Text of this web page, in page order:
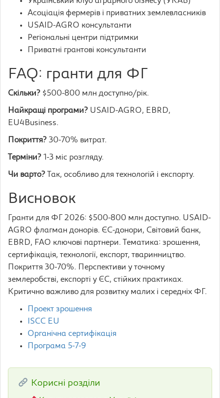
Асоціація фермерів і приватних землевласників
USAID-AGRO консультанти
Регіональні центри підтримки
Приватні грантові консультанти
FAQ: гранти для ФГ
Скільки? $500-800 млн доступно/рік.
Найкращі програми? USAID-AGRO, EBRD,
EU4Business.
Покриття? 30-70% витрат.
Терміни? 1-3 міс розгляду.
Чи варто? Так, особливо для технологій і експорту.
Висновок
Гранти для ФГ 2026: $500-800 млн доступно. USAID-
AGRO флагман донорів. ЄС-донори, Світовий банк,
EBRD, FAO ключові партнери. Тематика: зрошення,
сертифікація, технології, експорт, тваринництво.
Покриття 30-70%. Перспективи у точному
землеробстві, експорті у ЄС, стійких практиках.
Критично важливо для розвитку малих і середніх ФГ.
Проект зрошення
ISCC EU
Органічна сертифікація
Програма 5-7-9
Корисні розділи